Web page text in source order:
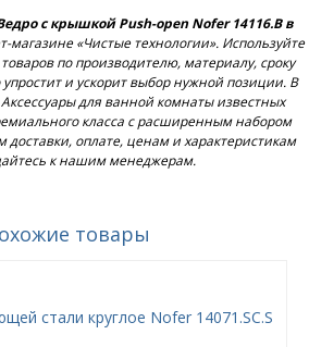
с крышкой Push-open Nofer 14116.B в
магазине «Чистые технологии». Используйте
по производителю, материалу, сроку
и ускорит выбор нужной позиции. В
для ванной комнаты известных
класса с расширенным набором
оплате, ценам и характеристикам
к нашим менеджерам.
товары
стали круглое Nofer 14071.SC.S